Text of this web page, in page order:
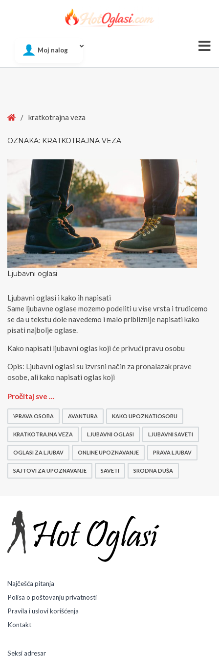
Moj nalog
Home
/ kratkotrajna veza
OZNAKA: KRATKOTRAJNA VEZA
Ljubavni oglasi
Ljubavni oglasi i kako ih napisati
Same ljubavne oglase mozemo podeliti u vise vrsta i trudicemo
se da u tekstu dole navedemo i malo pribliznije napisati kako
pisati najbolje oglase.
Kako napisati ljubavni oglas koji će privući pravu osobu
Opis: Ljubavni oglasi su izvrsni način za pronalazak prave
osobe, ali kako napisati oglas koji
L
b
v
i
Pročitaj sve …
\PRAVA OSOBA AVANTURA KAKO UPOZNATIOSOBU
KRATKOTRAJNA VEZA LJUBAVNI OGLASI LJUBAVNI SAVETI
OGLASI ZA LJUBAV ONLINE UPOZNAVANJE PRAVA LJUBAV
SAJTOVI ZA UPOZNAVANJE SAVETI SRODNA DUŠA
Najčešća pitanja
Polisa o poštovanju privatnosti
Pravila i uslovi korišćenja
Kontakt
Seksi adresar